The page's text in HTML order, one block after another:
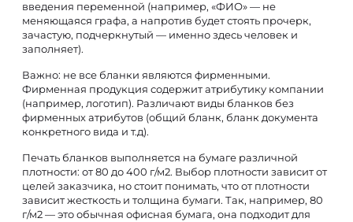
введения переменной (например, «ФИО» — не
меняющаяся графа, а напротив будет стоять прочерк,
зачастую, подчеркнутый — именно здесь человек и
заполняет).
Важно: не все бланки являются фирменными.
Фирменная продукция содержит атрибутику компании
(например, логотип). Различают виды бланков без
фирменных атрибутов (общий бланк, бланк документа
конкретного вида и т.д).
Печать бланков выполняется на бумаге различной
плотности: от 80 до 400 г/м2. Выбор плотности зависит от
целей заказчика, но стоит понимать, что от плотности
зависит жесткость и толщина бумаги. Так, например, 80
г/м2 — это обычная офисная бумага, она подходит для